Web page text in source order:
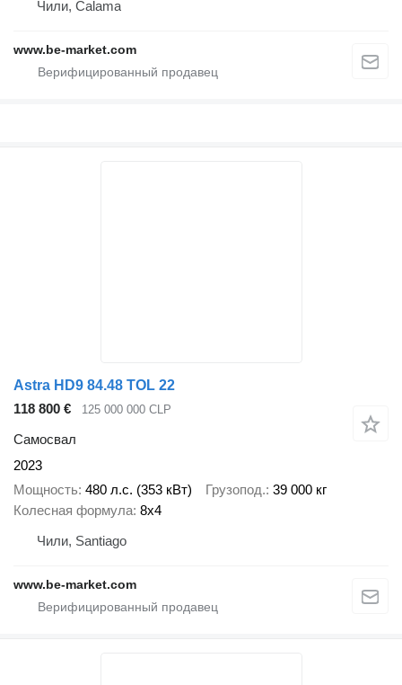
Чили, Calama
www.be-market.com
Astra HD9 84.48 TOL 22
118 800 €
125 000 000 CLP
Самосвал
2023
Мощность 480 л.с. (353 кВт) Грузопод. 39 000 кг
Колесная формула 8x4
Чили, Santiago
www.be-market.com